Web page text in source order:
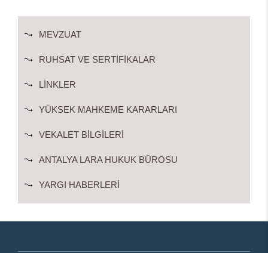
MEVZUAT
RUHSAT VE SERTIFIKALAR
LINKLER
YÜKSEK MAHKEME KARARLARI
VEKALET BILGILERI
ANTALYA LARA HUKUK BÜROSU
YARGI HABERLERI